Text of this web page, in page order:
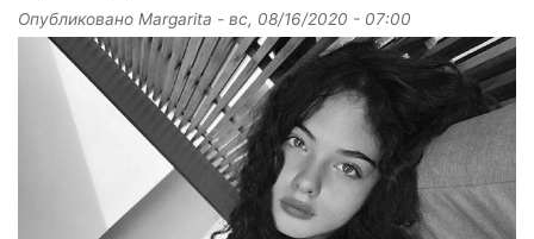
Опубликовано Margarita - вс, 08/16/2020 - 07:00